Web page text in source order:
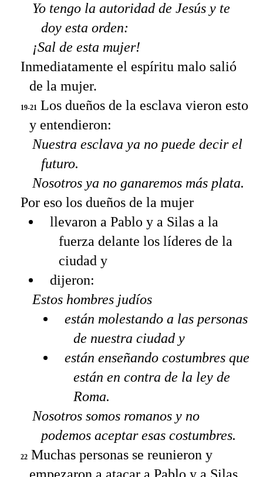
Yo tengo la autoridad de Jesús y te
doy esta orden:
¡Sal de esta mujer!
Inmediatamente el espíritu malo salió
de la mujer.
19-21 Los dueños de la esclava vieron esto
y entendieron:
Nuestra esclava ya no puede decir el
futuro.
Nosotros ya no ganaremos más plata.
Por eso los dueños de la mujer
llevaron a Pablo y a Silas a la
fuerza delante los líderes de la
ciudad y
dijeron:
Estos hombres judíos
están molestando a las personas
de nuestra ciudad y
están enseñando costumbres que
están en contra de la ley de
Roma.
Nosotros somos romanos y no
podemos aceptar esas costumbres.
22 Muchas personas se reunieron y